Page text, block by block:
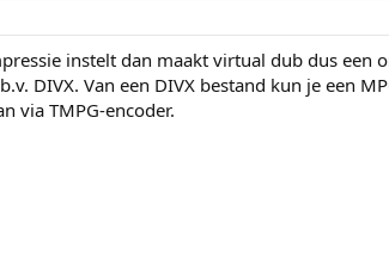
instelt dan maakt virtual dub dus een
DIVX. Van een DIVX bestand kun je een
via TMPG-encoder.